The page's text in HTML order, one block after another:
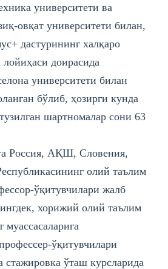
университети ва
овқат университети билан,
дастурининг халқаро
доирасида
университети билан
бўлиб, ҳозирги кунда
шартномалар сони 63
Россия, АҚШ, Словения,
олий таълим
ўқитувчилари жалб
хорижий олий таълим
ўқитувчилари
ўташ курсларида